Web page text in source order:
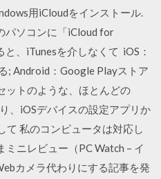
用iCloudをインストール.
パソコンに「iCloud for
、iTunesを介しなくて iOS：
; Android：Google Playストア
ットのような、ほとんどの
、iOSデバイスの設定アプリか
私のコンピュータは対応し
ニレビュー（PC Watch – イ
カメラ代わりにする記事を発